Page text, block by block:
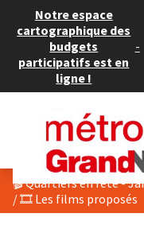
Notre espace
cartographique des
budgets
participatifs est en
ligne !
-
/🎞️ Les films proposés